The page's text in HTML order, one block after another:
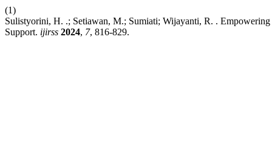
(1)
Sulistyorini, H. .; Setiawan, M.; Sumiati; Wijayanti, R. .
Support. ijirss 2024, 7, 816-829.